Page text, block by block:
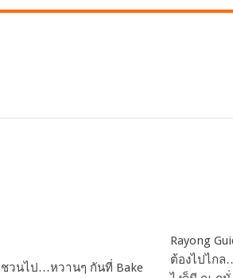
ชวนไป…หวานๆ กันที่ Bake
Rayong
ต้องไปไกล